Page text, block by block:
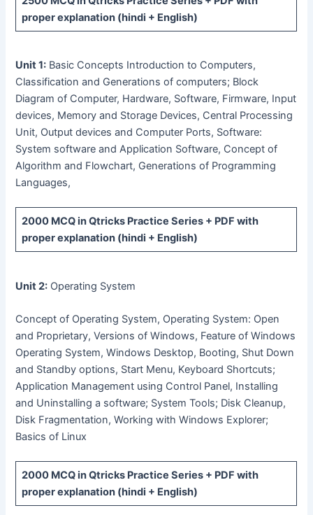
proper explanation (hindi + English)
Unit 1: Basic Concepts Introduction to Computers,
Classification and Generations of computers; Block
Diagram of Computer, Hardware, Software, Firmware, Input
devices, Memory and Storage Devices, Central Processing
Unit, Output devices and Computer Ports, Software:
System software and Application Software, Concept of
Algorithm and Flowchart, Generations of Programming
Languages,
2000 MCQin Qtricks Practice Series + PDF with
proper explanation (hindi + English)
Unit 2: Operating System
Concept of Operating System, Operating System: Open
and Proprietary, Versions of Windows, Feature of Windows
Operating System, Windows Desktop, Booting, Shut Down
and Standby options, Start Menu, Keyboard Shortcuts;
Application Management using Control Panel, Installing
and Uninstalling a software; System Tools; Disk Cleanup,
Disk Fragmentation, Working with Windows Explorer;
Basics of Linux
2000 MCQin Qtricks Practice Series + PDF with
proper explanation (hindi + English)